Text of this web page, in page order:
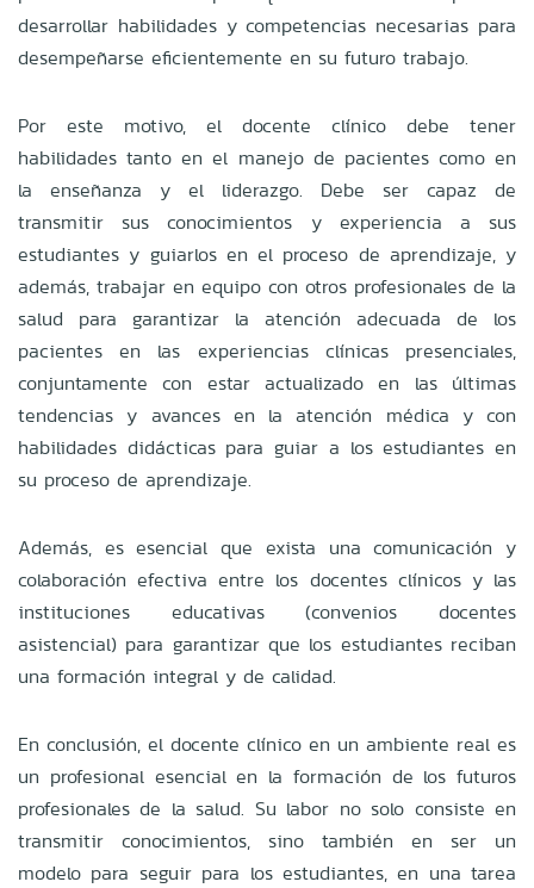
desarrollar habilidades y competencias necesarias para
desempeñarse eficientemente en su futuro trabajo.
Por este motivo, el docente clínico debe tener
habilidades tanto en el manejo de pacientes como en
la enseñanza y el liderazgo. Debe ser capaz de
transmitir sus conocimientos y experiencia a sus
estudiantes y guiarlos en el proceso de aprendizaje, y
además, trabajar en equipo con otros profesionales de la
salud para garantizar la atención adecuada de los
pacientes en las experiencias clínicas presenciales,
conjuntamente con estar actualizado en las últimas
tendencias y avances en la atención médica y con
habilidades didácticas para guiar a los estudiantes en
su proceso de aprendizaje.
Además, es esencial que exista una comunicación y
colaboración efectiva entre los docentes clínicos y las
instituciones educativas (convenios docentes
asistencial) para garantizar que los estudiantes reciban
una formación integral y de calidad.
En conclusión, el docente clínico en un ambiente real es
un profesional esencial en la formación de los futuros
profesionales de la salud. Su labor no solo consiste en
transmitir conocimientos, sino también en ser un
modelo para seguir para los estudiantes, en una tarea